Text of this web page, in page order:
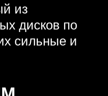
из
дисков по
сильные и